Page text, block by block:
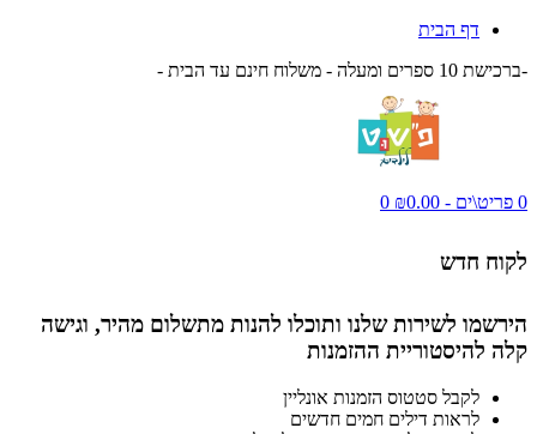
דף הבית
-ברכישת 10 ספרים ומעלה - משלוח חינם עד הבית -
0 פריט\ים - ₪0.00 0
לקוח חדש
הירשמו לשירות שלנו ותוכלו להנות מתשלום מהיר, וגישה
קלה להיסטוריית ההזמנות
לקבל סטטוס הזמנות אונליין
לראות דילים חמים חדשים